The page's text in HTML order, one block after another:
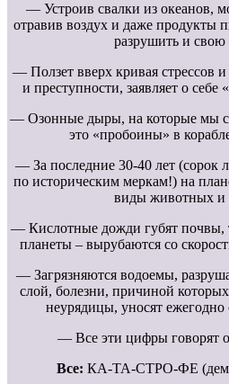
— Устроив свалки из океанов,
отравив воздух и даже продукты
разрушить и свою
— Ползет вверх кривая стрессов
и преступности, заявляет о
— Озонные дыры, на которые мы
это «пробоины» в
— За последние 30-40 лет (сорок
по историческим меркам!) на
виды животных и
— Кислотные дожди губят почвы,
планеты – вырубаются со
— Загрязняются водоемы,
слой, болезни, причиной
неурядицы, уносят
— Все эти цифры говорят
Все: КА-ТА-СТРО-ФЕ